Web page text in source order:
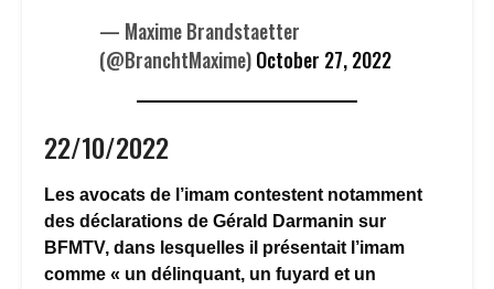
— Maxime Brandstaetter
(@BranchtMaxime)October 27, 2022
22/10/2022
Les avocats de l’imam contestent notamment
des déclarations de Gérald Darmanin sur
BFMTV, dans lesquelles il présentait l’imam
comme « un délinquant, un fuyard et un